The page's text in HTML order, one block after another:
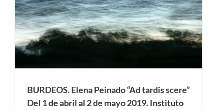
BURDEOS. Elena Peinado “Ad tardis scere”
Del 1 de abril al 2 de mayo 2019. Instituto